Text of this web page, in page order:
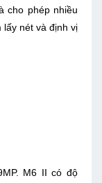
cho phép nhiều
lấy nét và định vị
M6 II có độ